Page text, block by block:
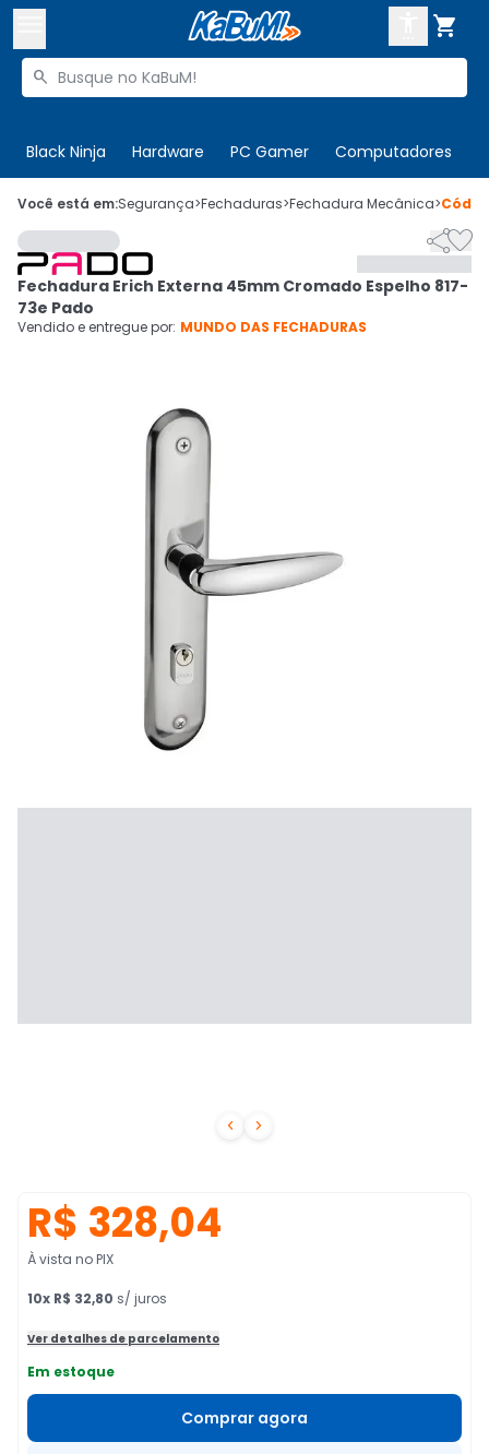

Buscar produtos

Black Ninja Hardware PC Gamer Computadores
 Olá. Acesse sua conta
 Departamentos
 Cupons
CADASTRE-SE
Você está em:Segurança>Fechaduras>Fechadura Mecânica>
 

Fechadura Erich Externa 45mm Cromado Espelho 817-
73e Pado
Vendido e entregue por: MUNDO DAS FECHADURAS
R$ 328,04
À vista no PIX
10x R$ 32,80 s/ juros
Ver detalhes de parcelamento
Em estoque
Comprar agora